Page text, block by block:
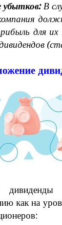
В
для их
как на